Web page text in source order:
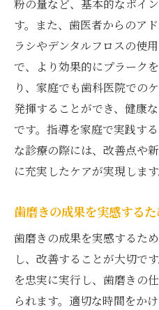
粉の量など、基本的なポイ
す。また、歯医者からのア
ラシやデンタルフロスの使
で、より効果的にプラーク
り、家庭でも歯科医院での
発揮することができ、健康
です。指導を家庭で実践す
な診療の際には、改善点や
に充実したケアが実現します
歯磨きの成果を実感する
歯磨きの成果を実感するた
し、改善することが大切で
を忠実に実行し、歯磨きの
られます。適切な時間をか